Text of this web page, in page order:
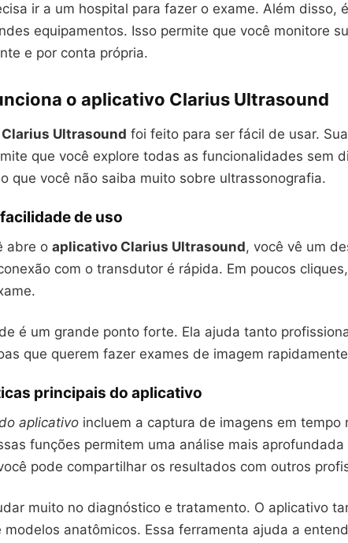
ir a um hospital para fazer o exame. Além disso,
equipamentos. Isso permite que você monitore
e por conta própria.
o aplicativo Clarius Ultrasound
Ultrasound foi feito para ser fácil de usar. Sua
que você explore todas as funcionalidades sem
que você não saiba muito sobre ultrassonografia.
de uso
abre o aplicativo Clarius Ultrasound, você vê um
com o transdutor é rápida. Em poucos
é um grande ponto forte. Ela ajuda tanto
que querem fazer exames de imagem
principais do aplicativo
aplicativo incluem a captura de imagens em tempo
funções permitem uma análise mais
pode compartilhar os resultados com outros
muito no diagnóstico e tratamento. O aplicativo
anatômicos. Essa ferramenta ajuda a